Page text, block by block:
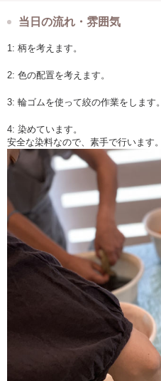
当日の流れ・雰囲気
1: 柄を考えます。
2: 色の配置を考えます。
3: 輪ゴムを使って絞の作業をします。
4: 染めています。
安全な染料なので、素手で行います。